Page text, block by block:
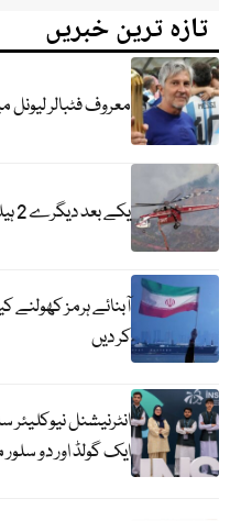
تازہ ترین خبریں
معروف فٹبالر
یکے بعد دیگرے 2 ہیلی کاپٹر گر کر تباہ؛ متعدد ہلاکتیں
کر دیں
ایک گولڈ اور دو